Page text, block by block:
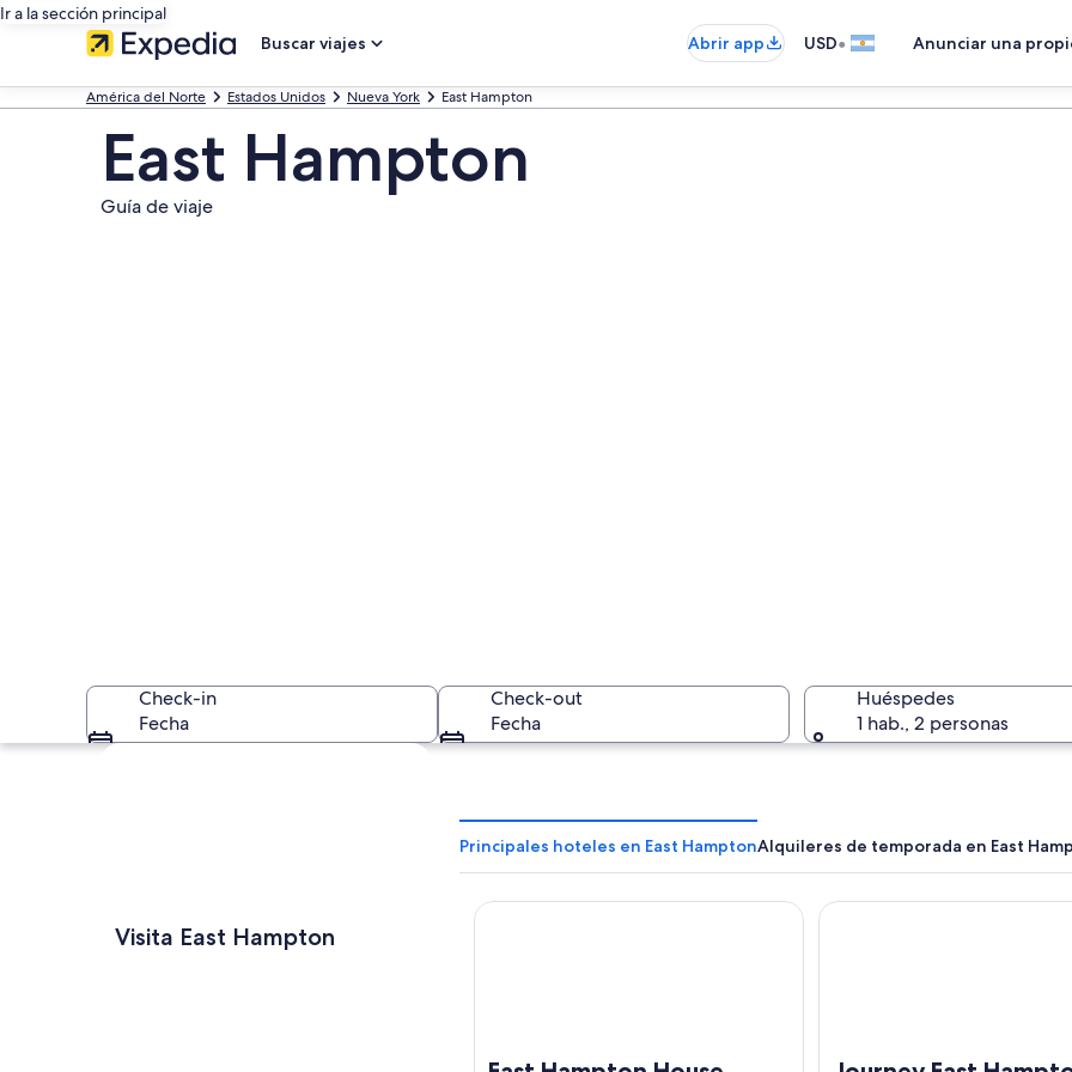
Ir a la sección principal
Buscar viajes
Abrir app USD• Anunciar una
América del Norte Estados Unidos Nueva York East Hampton
East Hampton
Guía de viaje
Una playa arenosa con cercas de madera y casas sobre una duna.
Check-in
Fecha
Check-out
Fecha
Huéspedes
1 hab., 2 personas
Ver mapa
Visita East Hampton
Principales hoteles en East HamptonAlquileres de temporada en East
East Hampton House Resort Journey East Hampton